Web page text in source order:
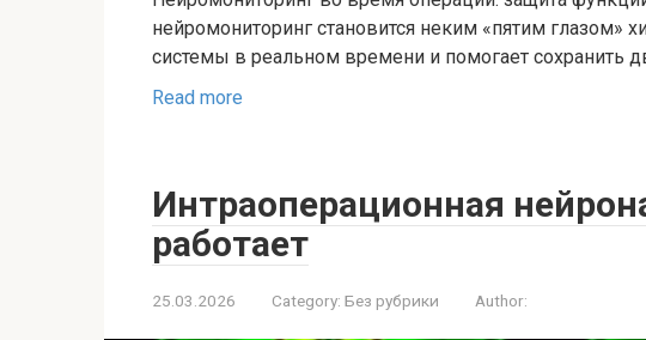
нейромониторинг становится неким «пятим глазом»
системы в реальном времени и помогает сохранить
Read more
Интраоперационная
работает
25.03.2026 Category: Без рубрики Author: